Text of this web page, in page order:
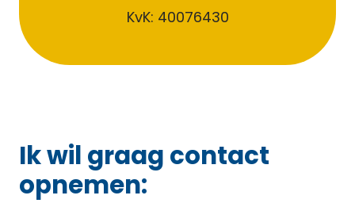
KvK: 40076430
Ik wil graag contact
opnemen: